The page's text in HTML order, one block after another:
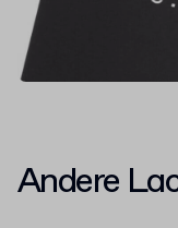
Andere